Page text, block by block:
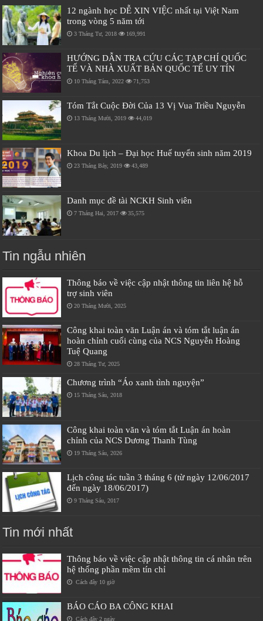
12 ngành học DỄ XIN VIỆC nhất tại Việt Nam
trong vòng 5 năm tới
3 Tháng Tư, 2018 169,991
HƯỚNG DẪN TRA CỨU CÁC TẠP CHÍ QUỐC
TẾ VÀ NHÀ XUẤT BẢN QUỐC TẾ UY TÍN
10 Tháng Tám, 2022 71,753
Tóm Tắt Cuộc Đời Của 13 Vị Vua Triều Nguyễn
13 Tháng Mười, 2019 44,019
Khoa Du lịch – Đại học Huế tuyển sinh năm 2019
23 Tháng Bảy, 2019 43,489
Danh mục đề tài NCKH Sinh viên
7 Tháng Hai, 2017 35,575
Tin ngẫu nhiên
Thông báo về việc cập nhật thông tin liên hệ hỗ
trợ sinh viên
20 Tháng Mười, 2025
Công khai toàn văn Luận án và tóm tắt luận án
hoàn chỉnh cuối cùng của NCS Nguyễn Hoàng
Tuệ Quang
28 Tháng Tư, 2025
Chương trình “Áo xanh tình nguyện”
15 Tháng Sáu, 2018
Công khai toàn văn và tóm tắt Luận án hoàn
chỉnh của NCS Dương Thanh Tùng
19 Tháng Sáu, 2026
Lịch công tác tuần 3 tháng 6 (từ ngày 12/06/2017
đến ngày 18/06/2017)
9 Tháng Sáu, 2017
Tin mới nhất
Thông báo về việc cập nhật thông tin cá nhân trên
hệ thống phần mềm tín chỉ
Cách đây 10 giờ
BÁO CÁO BA CÔNG KHAI
Cách đây 2 ngày